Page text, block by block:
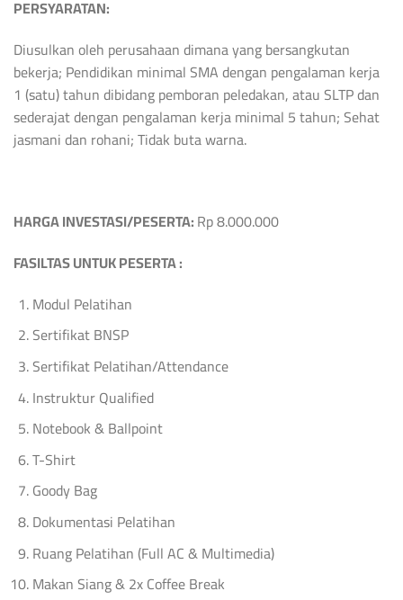
PERSYARATAN:
Diusulkan oleh perusahaan dimana yang bersangkutan
bekerja; Pendidikan minimal SMA dengan pengalaman kerja
1 (satu) tahun dibidang pemboran peledakan, atau SLTP dan
sederajat dengan pengalaman kerja minimal 5 tahun; Sehat
jasmani dan rohani; Tidak buta warna.
HARGA INVESTASI/PESERTA:Rp 8.000.000
FASILTAS UNTUK PESERTA:
Modul Pelatihan
Sertifikat BNSP
Sertifikat Pelatihan/Attendance
Instruktur Qualified
Notebook & Ballpoint
T-Shirt
Goody Bag
Dokumentasi Pelatihan
Ruang Pelatihan (Full AC & Multimedia)
Makan Siang & 2x Coffee Break